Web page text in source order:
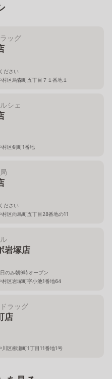
ッグ
ださい
区烏森町五丁目７１番地１
シェ
村区剣町1番地
ださい
村区向島町五丁目28番地の11
岩塚店
のみ朝9時オープン
村区岩塚町字小池1番地64
ラッグ
店
区柳瀬町1丁目11番地1号